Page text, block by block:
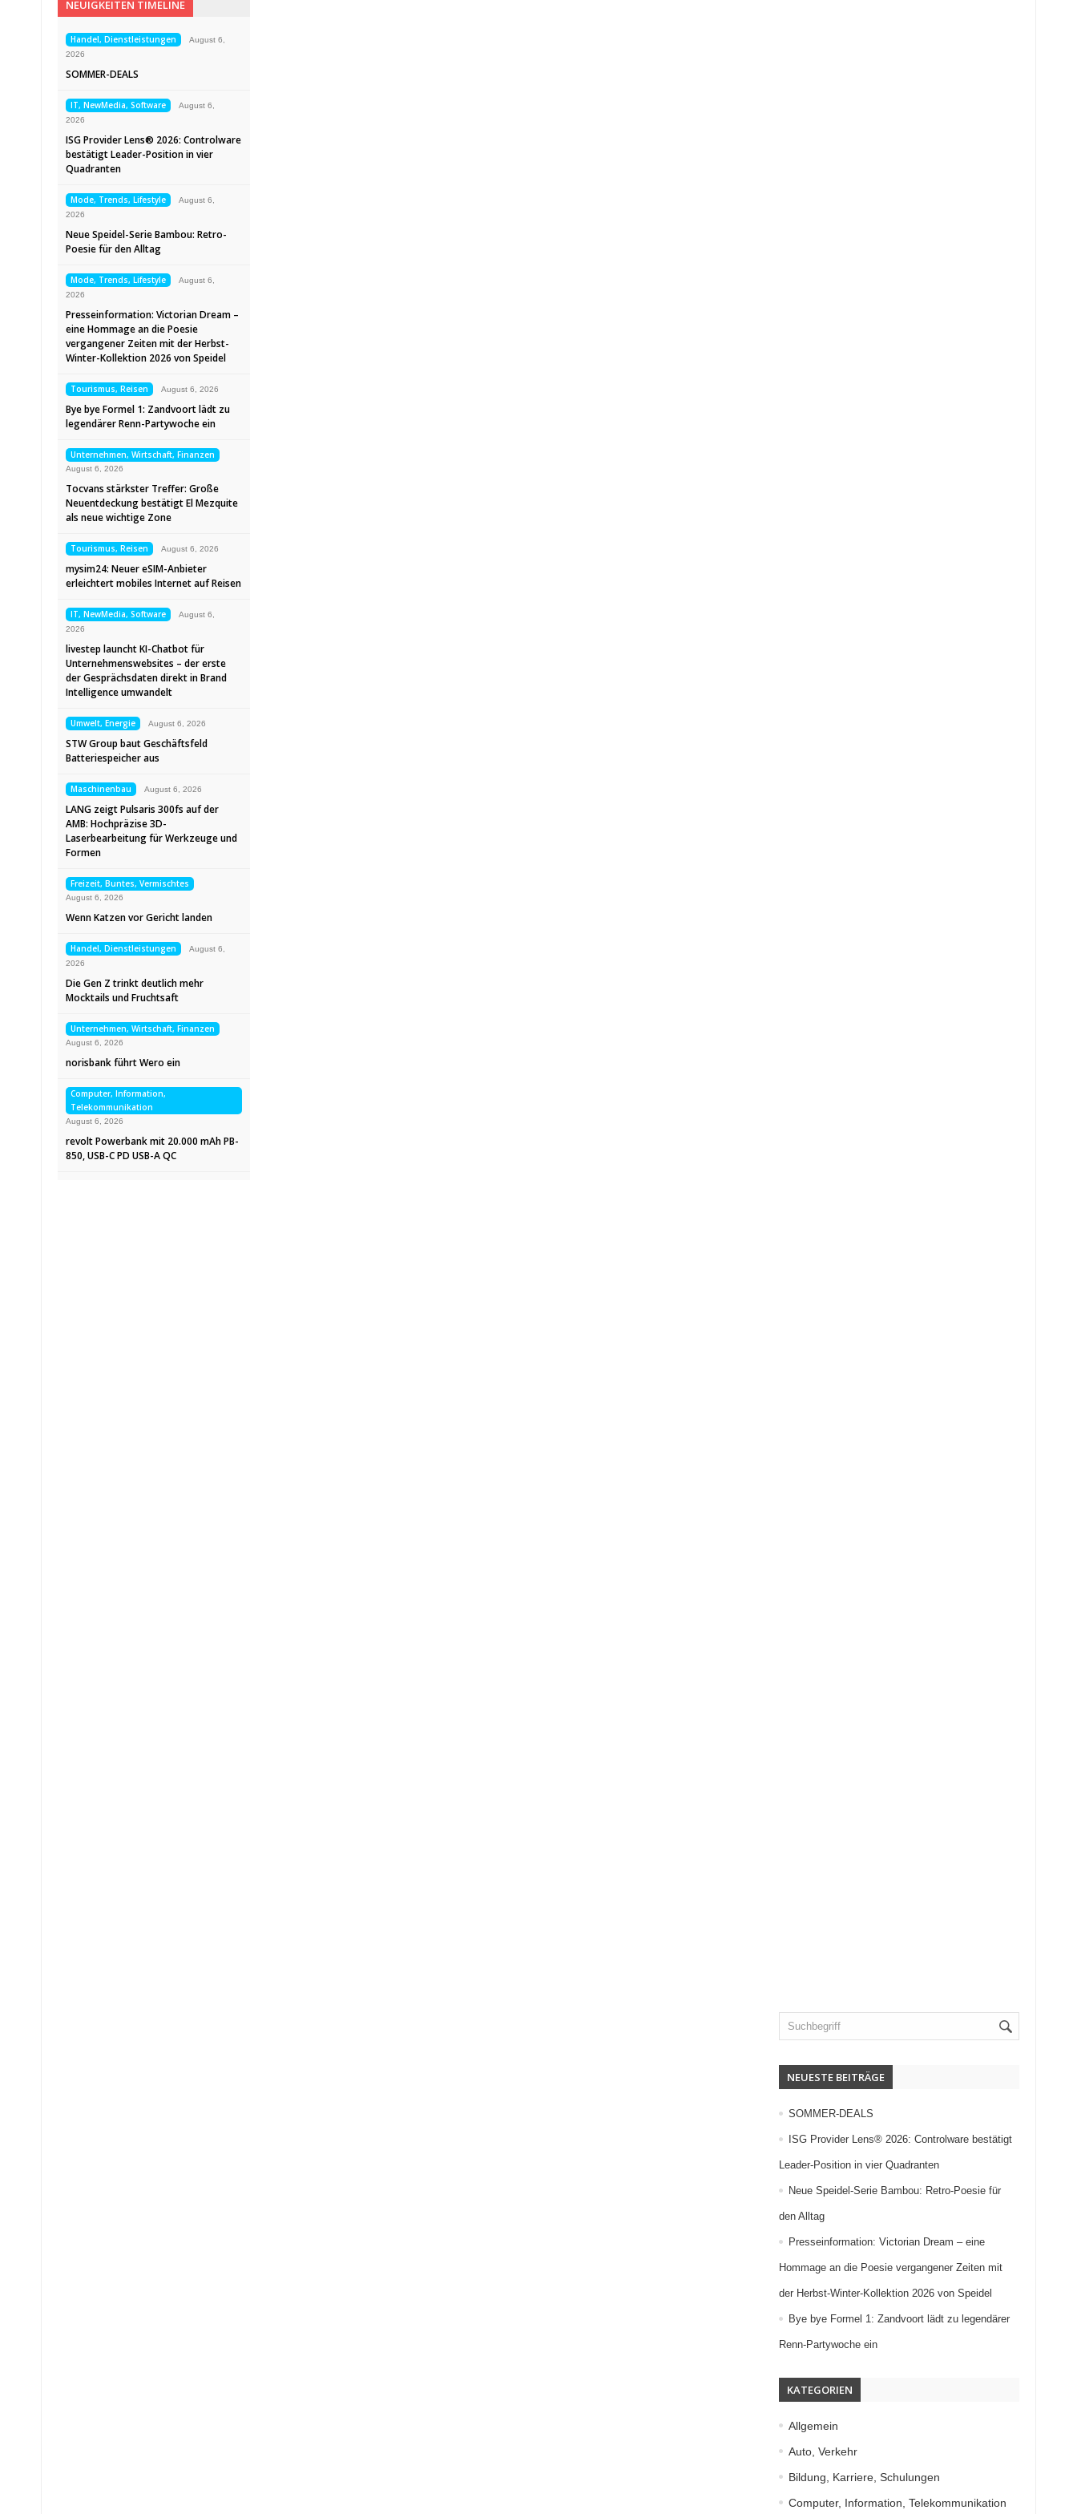
NEUIGKEITEN TIMELINE
Handel, Dienstleistungen
August 6,
2026
SOMMER-DEALS
IT, NewMedia, Software
August 6,
2026
ISG Provider Lens® 2026: Controlware
bestätigt Leader-Position in vier
Quadranten
Mode, Trends, Lifestyle
August 6,
2026
Neue Speidel-Serie Bambou: Retro-
Poesie für den Alltag
Mode, Trends, Lifestyle
August 6,
2026
Presseinformation: Victorian Dream –
eine Hommage an die Poesie
vergangener Zeiten mit der Herbst-
Winter-Kollektion 2026 von Speidel
Tourismus, Reisen August 6, 2026
Bye bye Formel 1: Zandvoort lädt zu
legendärer Renn-Partywoche ein
Unternehmen, Wirtschaft, Finanzen
August 6, 2026
Tocvans stärkster Treffer: Große
Neuentdeckung bestätigt El Mezquite
als neue wichtige Zone
Tourismus, Reisen August 6, 2026
mysim24: Neuer eSIM-Anbieter
erleichtert mobiles Internet auf Reisen
IT, NewMedia, Software
August 6,
2026
livestep launcht KI-Chatbot für
Unternehmenswebsites – der erste
der Gesprächsdaten direkt in Brand
Intelligence umwandelt
Umwelt, Energie August 6, 2026
STW Group baut Geschäftsfeld
Batteriespeicher aus
Maschinenbau August 6, 2026
LANG zeigt Pulsaris 300fs auf der
AMB: Hochpräzise 3D-
Laserbearbeitung für Werkzeuge und
Formen
Freizeit, Buntes, Vermischtes
August 6, 2026
Wenn Katzen vor Gericht landen
Handel, Dienstleistungen
August 6,
2026
Die Gen Z trinkt deutlich mehr
Mocktails und Fruchtsaft
Unternehmen, Wirtschaft, Finanzen
August 6, 2026
norisbank führt Wero ein
Computer, Information,
Telekommunikation
August 6, 2026
revolt Powerbank mit 20.000 mAh PB-
850, USB-C PD USB-A QC
NEUESTE BEITRÄGE
SOMMER-DEALS
ISG Provider Lens® 2026: Controlware bestätigt
Leader-Position in vier Quadranten
Neue Speidel-Serie Bambou: Retro-Poesie für
den Alltag
Presseinformation: Victorian Dream – eine
Hommage an die Poesie vergangener Zeiten mit
der Herbst-Winter-Kollektion 2026 von Speidel
Bye bye Formel 1: Zandvoort lädt zu legendärer
Renn-Partywoche ein
KATEGORIEN
Allgemein
Auto, Verkehr
Bildung, Karriere, Schulungen
Computer, Information, Telekommunikation